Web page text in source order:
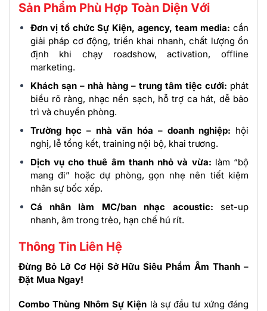
Sản Phẩm Phù Hợp Toàn Diện Với
Đơn vị tổ chức Sự Kiện, agency, team media: cần
giải pháp cơ động, triển khai nhanh, chất lượng ổn
định khi chạy roadshow, activation, offline
marketing.
Khách sạn – nhà hàng – trung tâm tiệc cưới: phát
biểu rõ ràng, nhạc nền sạch, hỗ trợ ca hát, dễ bảo
trì và chuyển phòng.
Trường học – nhà văn hóa – doanh nghiệp: hội
nghị, lễ tổng kết, training nội bộ, khai trương.
Dịch vụ cho thuê âm thanh nhỏ và vừa: làm “bộ
mang đi” hoặc dự phòng, gọn nhẹ nên tiết kiệm
nhân sự bốc xếp.
Cá nhân làm MC/ban nhạc acoustic: set-up
nhanh, âm trong trẻo, hạn chế hú rít.
Thông Tin Liên Hệ
Đừng Bỏ Lỡ Cơ Hội Sở Hữu Siêu Phẩm Âm Thanh –
Đặt Mua Ngay!
Combo Thùng Nhôm Sự Kiện là sự đầu tư xứng đáng